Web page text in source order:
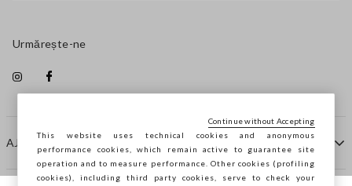
AJUTOR
Urmărește-ne
This website uses technical cookies and anonymous
performance cookies, which remain active to guarantee site
operation and to measure performance. Other cookies (profiling
cookies), including third party cookies, serve to check your
Continue without Accepting